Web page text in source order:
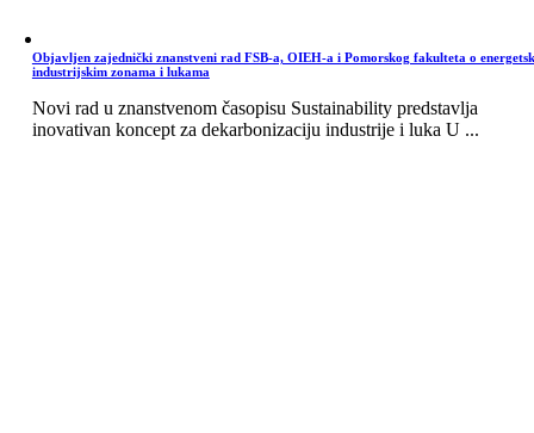
Objavljen zajednički znanstveni rad FSB-a, OIEH-a i Pomorskog fakulteta o
industrijskim zonama i lukama
Novi rad u znanstvenom časopisu Sustainability predstavlja
inovativan koncept za dekarbonizaciju industrije i luka U ...